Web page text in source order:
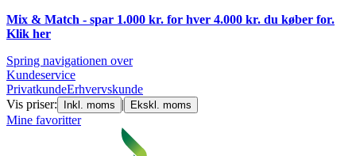
Mix & Match - spar 1.000 kr. for hver 4.000 kr. du køber for.
Klik her
Spring navigationen over
Kundeservice
PrivatkundeErhvervskunde
Vis priser:
Inkl. moms | Ekskl. moms
Mine favoritter